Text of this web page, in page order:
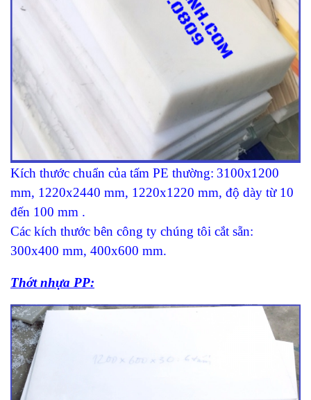
Kích thước chuẩn của tấm PE thường: 3100x1200
mm, 1220x2440 mm, 1220x1220 mm, độ dày từ 10
đến 100 mm .
Các kích thước bên công ty chúng tôi cắt sẵn:
300x400 mm, 400x600 mm.
Thớt nhựa PP: